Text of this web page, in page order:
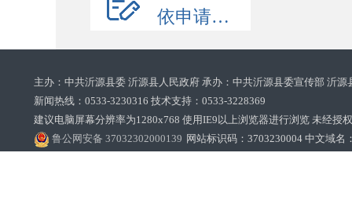
依申请公开
主办：中共沂源县委 沂源县人民政府 承办：中共沂源县委宣传部 沂
新闻热线：0533-3230316 技术支持：0533-3228369‌‌
建议电脑屏幕分辨率为1280x768 使用IE9以上浏览器进行浏览 未经授
鲁公网安备 37032302000139 网站标识码：3703230004 中文域名